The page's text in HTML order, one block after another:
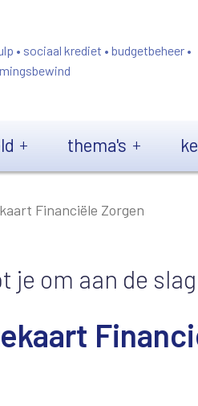
• sociaal krediet • budgetbeheer •
thema's
Financiële Zorgen
je om aan de